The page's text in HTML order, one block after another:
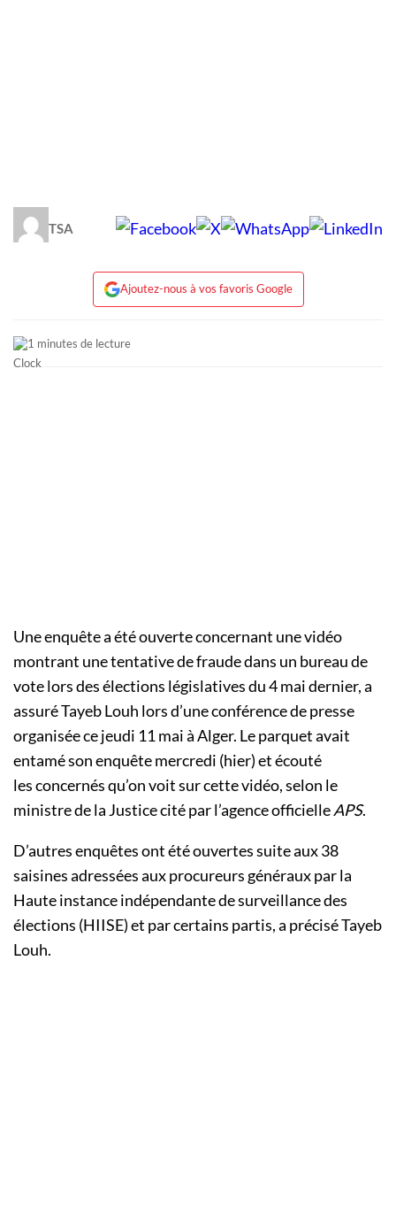
TSA
Ajoutez-nous à vos favoris Google
1 minutes de lecture
Une enquête a été ouverte concernant une vidéo
montrant une tentative de fraude dans un bureau de
vote lors des élections législatives du 4 mai dernier, a
assuré Tayeb Louh lors d’une conférence de presse
organisée ce jeudi 11 mai à Alger. Le parquet avait
entamé son enquête mercredi (hier) et écouté
les concernés qu’on voit sur cette vidéo, selon le
ministre de la Justice cité par l’agence officielleAPS.
D’autres enquêtes ont été ouvertes suite aux 38
saisines adressées aux procureurs généraux par la
Haute instance indépendante de surveillance des
élections (HIISE) et par certains partis, a précisé Tayeb
Louh.